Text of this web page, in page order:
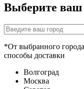
Выберите ваш
*От выбранного
способы доставки
Волгоград
Москва